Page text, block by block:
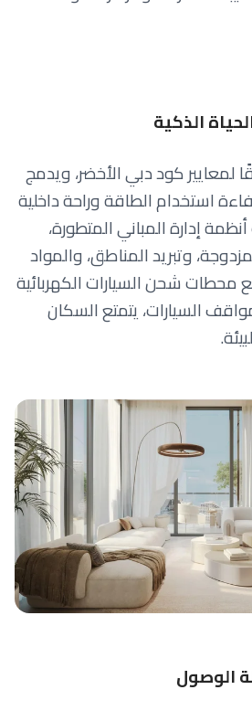
الذكية
لمعايير كود دبي الأخضر، ويدمج
استخدام الطاقة وراحة داخلية
إدارة المباني المتطورة،
وتبريد المناطق، والمواد
شحن السيارات الكهربائية
٥٠٪ من مواقف السيارات، يتمتع السكان
الوصول